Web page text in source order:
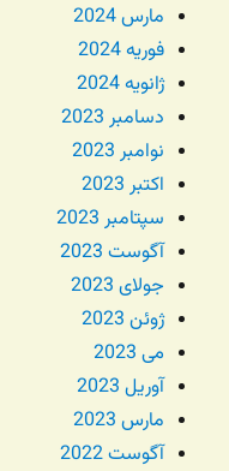
مارس 2024
فوریه 2024
ژانویه 2024
دسامبر 2023
نوامبر 2023
اکتبر 2023
سپتامبر 2023
آگوست 2023
جولای 2023
ژوئن 2023
می 2023
آوریل 2023
مارس 2023
آگوست 2022